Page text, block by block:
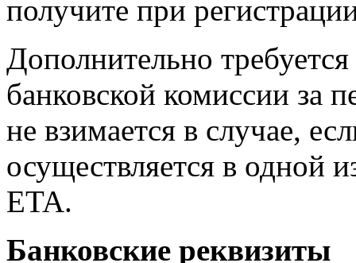
получите при
Дополнительно
банковской комиссии за
не взимается в случае,
осуществляется в одной
ETA.
Банковские реквизиты